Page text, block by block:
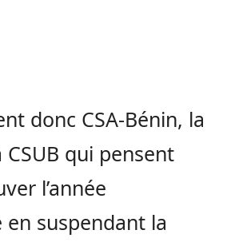
donc CSA-Bénin, la
CSUB qui pensent
l’année
en suspendant la